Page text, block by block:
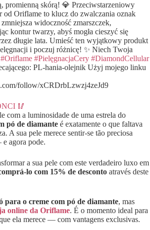
promienną skórą! 💎 Przeciwstarzeniowy
od Oriflame to klucz do zwalczania oznak
widoczność zmarszczek,
kontur twarzy, abyś mogła cieszyć się
długie lata. Umieść ten wyjątkowy produkt
i poczuj różnicę! ✨ Niech Twoja
#Oriflame #PielęgnacjaCery #DiamondCellular
PL-hania-olejnik Użyj mojego linku
follow/xCRDrbLzwzj4zeJd9
🥢
com a luminosidade de uma estrela do
pó de diamante é exatamente o que faltava
A sua pele merece sentir-se tão preciosa
agora pode.
a sua pele com este verdadeiro luxo em
lo com 15% de desconto através deste
para o creme com pó de diamante, mas
online da Oriflame. É o momento ideal para
ela merece — com vantagens exclusivas.